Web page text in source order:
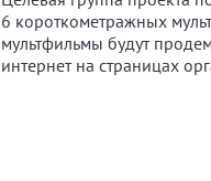
6 короткометражных
мультфильмы будут
интернет на страницах